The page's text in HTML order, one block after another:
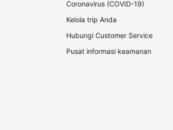
Coronavirus (COVID-19)
Kelola trip Anda
Hubungi Customer Service
Pusat informasi keamanan